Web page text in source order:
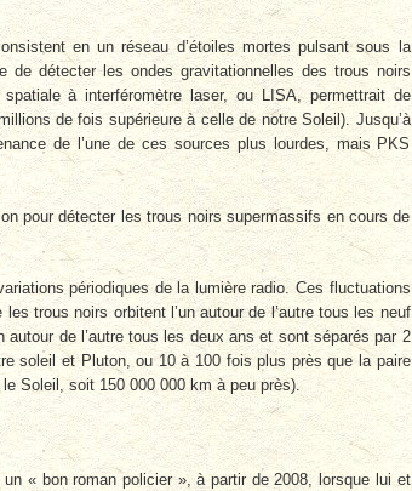
en un réseau d’étoiles mortes pulsant sous la
de détecter les ondes gravitationnelles des trous noirs
à interféromètre laser, ou LISA, permettrait de
de fois supérieure à celle de notre Soleil). Jusqu’à
de l’une de ces sources plus lourdes, mais PKS
pour détecter les trous noirs supermassifs en cours de
périodiques de la lumière radio. Ces fluctuations
trous noirs orbitent l’un autour de l’autre tous les neuf
de l’autre tous les deux ans et sont séparés par 2
soleil et Pluton, ou 10 à 100 fois plus près que la paire
Soleil, soit 150 000 000 km à peu près).
« bon roman policier », à partir de 2008, lorsque lui et